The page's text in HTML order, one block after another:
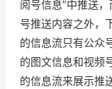
阅号信息”中推送
号推送内容之外，
的信息流只有公众
的图文信息和视频
的信息流来展示推